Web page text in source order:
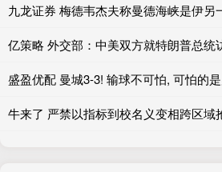
九龙证券 梅德韦杰夫称曼德海峡是伊另
亿策略 外交部：中美双方就特朗普总统